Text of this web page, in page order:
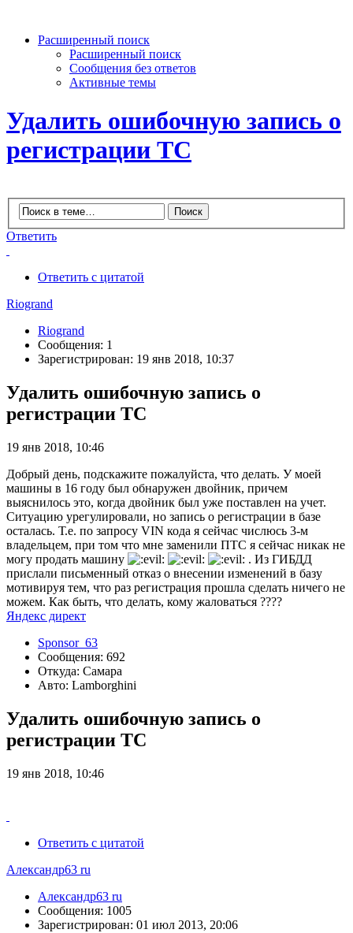
Расширенный поиск
Расширенный поиск
Сообщения без ответов
Активные темы
Удалить ошибочную запись о
регистрации ТС
Ответить
Ответить с цитатой
Riogrand
Riogrand
Сообщения: 1
Зарегистрирован: 19 янв 2018, 10:37
Удалить ошибочную запись о
регистрации ТС
19 янв 2018, 10:46
Добрый день, подскажите пожалуйста, что делать. У моей
машины в 16 году был обнаружен двойник, причем
выяснилось это, когда двойник был уже поставлен на учет.
Ситуацию урегулировали, но запись о регистрации в базе
осталась. Т.е. по запросу VIN кода я сейчас числюсь 3-м
владельцем, при том что мне заменили ПТС я сейчас никак не
могу продать машину
. Из ГИБДД
прислали письменный отказ о внесении изменений в базу
мотивируя тем, что раз регистрация прошла сделать ничего не
можем. Как быть, что делать, кому жаловаться ????
Яндекс директ
Sponsor_63
Сообщения: 692
Откуда: Самара
Авто: Lamborghini
Удалить ошибочную запись о
регистрации ТС
19 янв 2018, 10:46
Ответить с цитатой
Александр63 ru
Александр63 ru
Сообщения: 1005
Зарегистрирован: 01 июл 2013, 20:06